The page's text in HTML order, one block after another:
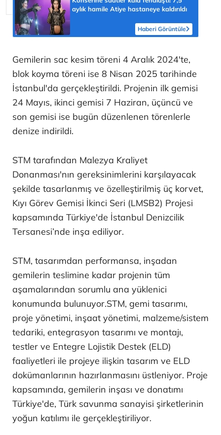
aylık hamile Atiye hastaneye kaldırıldı
Haberi Görüntüle
Gemilerin sac kesim töreni 4 Aralık 2024'te,
blok koyma töreni ise 8 Nisan 2025 tarihinde
İstanbul'da gerçekleştirildi. Projenin ilk gemisi
24 Mayıs, ikinci gemisi 7 Haziran, üçüncü ve
son gemisi ise bugün düzenlenen törenlerle
denize indirildi.
STM tarafından Malezya Kraliyet
Donanması'nın gereksinimlerini karşılayacak
şekilde tasarlanmış ve özelleştirilmiş üç korvet,
Kıyı Görev Gemisi İkinci Seri (LMSB2) Projesi
kapsamında Türkiye'de İstanbul Denizcilik
Tersanesi’nde inşa ediliyor.
STM, tasarımdan performansa, inşadan
gemilerin teslimine kadar projenin tüm
aşamalarından sorumlu ana yüklenici
konumunda bulunuyor.STM, gemi tasarımı,
proje yönetimi, inşaat yönetimi, malzeme/sistem
tedariki, entegrasyon tasarımı ve montajı,
testler ve Entegre Lojistik Destek (ELD)
faaliyetleri ile projeye ilişkin tasarım ve ELD
dokümanlarının hazırlanmasını üstleniyor. Proje
kapsamında, gemilerin inşası ve donatımı
Türkiye'de, Türk savunma sanayisi şirketlerinin
yoğun katılımı ile gerçekleştiriliyor.